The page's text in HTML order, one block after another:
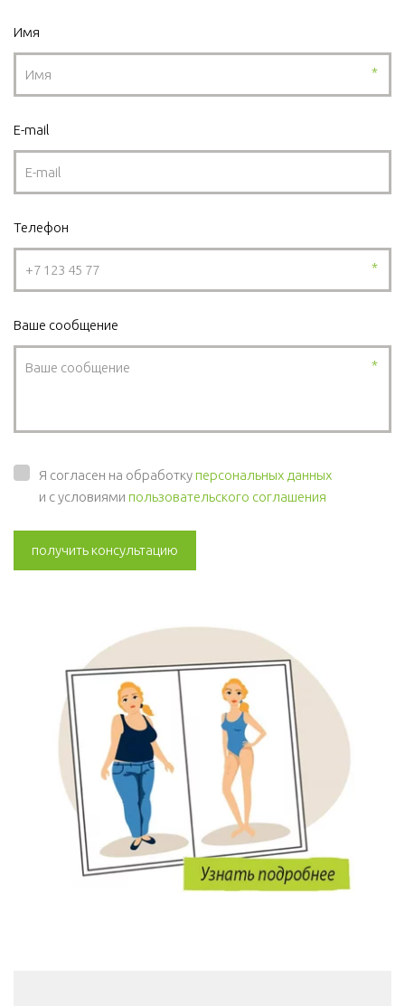
Имя
*
E-mail
Телефон
*
Ваше сообщение
*
Я согласен на обработкуперсональных данных
и с условиями пользовательского соглашения
получить консультацию